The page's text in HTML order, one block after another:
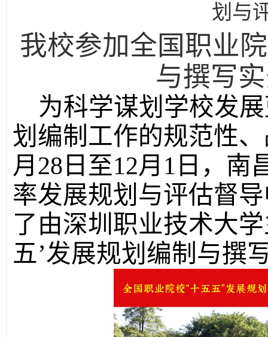
划与
我校参加全国职业
与撰写
为科学谋划学校发
划编制工作的规范性
月28日至12月1日，南
率发展规划与评估督
了由深圳职业技术大
五’发展规划编制与撰